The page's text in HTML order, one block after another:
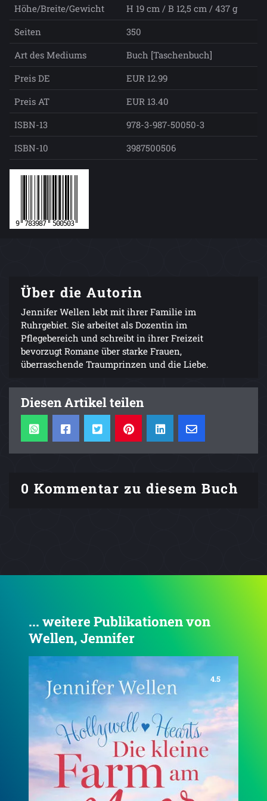
Höhe/Breite/Gewicht
H 19 cm / B 12,5 cm / 437 g
Seiten
350
Art des Mediums
Buch [Taschenbuch]
Preis DE
EUR 12.99
Preis AT
EUR 13.40
ISBN-13
978-3-987-50050-3
ISBN-10
3987500506
Über die Autorin
Jennifer Wellen lebt mit ihrer Familie im
Ruhrgebiet. Sie arbeitet als Dozentin im
Pflegebereich und schreibt in ihrer Freizeit
bevorzugt Romane über starke Frauen,
überraschende Traumprinzen und die Liebe.
Diesen Artikel teilen
0 Kommentar zu diesem Buch
... weitere Publikationen von
Wellen, Jennifer
4.3